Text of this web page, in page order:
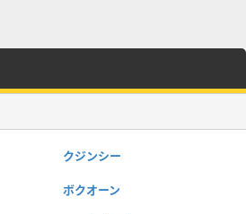
クジンシー
ボクオーン